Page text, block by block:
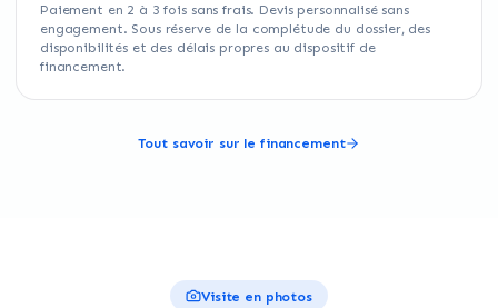
Paiement en 2 à 3 fois sans frais. Devis personnalisé sans
engagement. Sous réserve de la complétude du dossier, des
disponibilités et des délais propres au dispositif de
financement.
Tout savoir sur le financement
Visite en photos